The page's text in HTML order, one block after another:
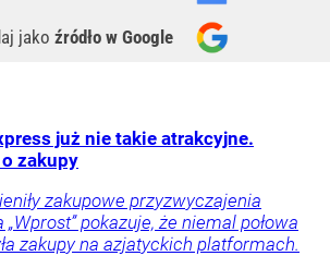
jako źródło w Google
już nie takie atrakcyjne.
zakupy
zakupowe przyzwyczajenia
pokazuje, że niemal połowa
zakupy na azjatyckich platformach.